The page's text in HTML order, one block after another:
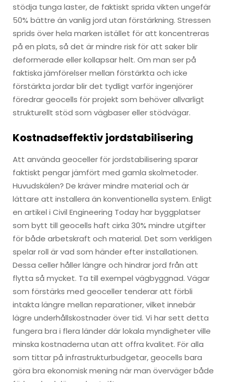
stödja tunga laster, de faktiskt sprida vikten ungefär
50% bättre än vanlig jord utan förstärkning. Stressen
sprids över hela marken istället för att koncentreras
på en plats, så det är mindre risk för att saker blir
deformerade eller kollapsar helt. Om man ser på
faktiska jämförelser mellan förstärkta och icke
förstärkta jordar blir det tydligt varför ingenjörer
föredrar geocells för projekt som behöver allvarligt
strukturellt stöd som vägbaser eller stödvägar.
Kostnadseffektiv jordstabilisering
Att använda geoceller för jordstabilisering sparar
faktiskt pengar jämfört med gamla skolmetoder.
Huvudskälen? De kräver mindre material och är
lättare att installera än konventionella system. Enligt
en artikel i Civil Engineering Today har byggplatser
som bytt till geocells haft cirka 30% mindre utgifter
för både arbetskraft och material. Det som verkligen
spelar roll är vad som händer efter installationen.
Dessa celler håller längre och hindrar jord från att
flytta så mycket. Ta till exempel vägbyggnad. Vägar
som förstärks med geoceller tenderar att förbli
intakta längre mellan reparationer, vilket innebär
lägre underhållskostnader över tid. Vi har sett detta
fungera bra i flera länder där lokala myndigheter ville
minska kostnaderna utan att offra kvalitet. För alla
som tittar på infrastrukturbudgetar, geocells bara
göra bra ekonomisk mening när man överväger både